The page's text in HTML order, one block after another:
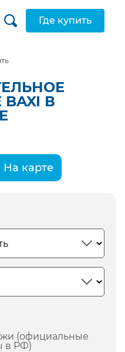
Где купить
В
На карте
(официальные
в РФ)